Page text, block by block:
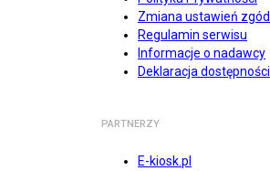
Zmiana ustawień zgód
Regulamin serwisu
Informacje o nadawcy
Deklaracja dostępności
PARTNERZY
E-kiosk.pl